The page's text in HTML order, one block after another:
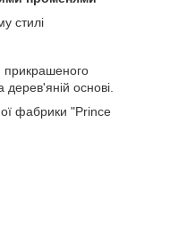
стилі
прикрашеного
основі.
фабрики "Prince